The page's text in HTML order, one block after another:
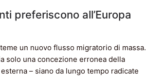
preferiscono all’Europa
un nuovo flusso migratorio di massa.
solo una concezione erronea della
– siano da lungo tempo radicate